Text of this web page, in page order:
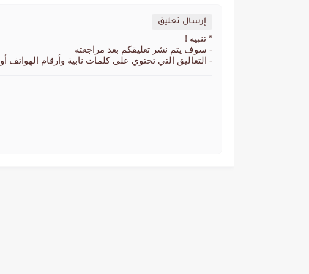
إرسال تعليق
* تنبيه !
- سوف يتم نشر تعليقكم بعد مراجعته
- التعاليق التي تحتوي على كلمات نابية وأرقام الهواتف